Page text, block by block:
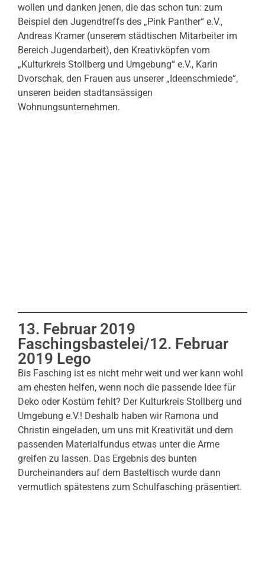
wollen und danken jenen, die das schon tun: zum
Beispiel den Jugendtreffs des „Pink Panther“ e.V.,
Andreas Kramer (unserem städtischen Mitarbeiter im
Bereich Jugendarbeit), den Kreativköpfen vom
„Kulturkreis Stollberg und Umgebung“ e.V., Karin
Dvorschak, den Frauen aus unserer „Ideenschmiede“,
unseren beiden stadtansässigen
Wohnungsunternehmen.
13. Februar 2019
Faschingsbastelei/12. Februar
2019 Lego
Bis Fasching ist es nicht mehr weit und wer kann wohl
am ehesten helfen, wenn noch die passende Idee für
Deko oder Kostüm fehlt? Der Kulturkreis Stollberg und
Umgebung e.V.! Deshalb haben wir Ramona und
Christin eingeladen, um uns mit Kreativität und dem
passenden Materialfundus etwas unter die Arme
greifen zu lassen. Das Ergebnis des bunten
Durcheinanders auf dem Basteltisch wurde dann
vermutlich spätestens zum Schulfasching präsentiert.